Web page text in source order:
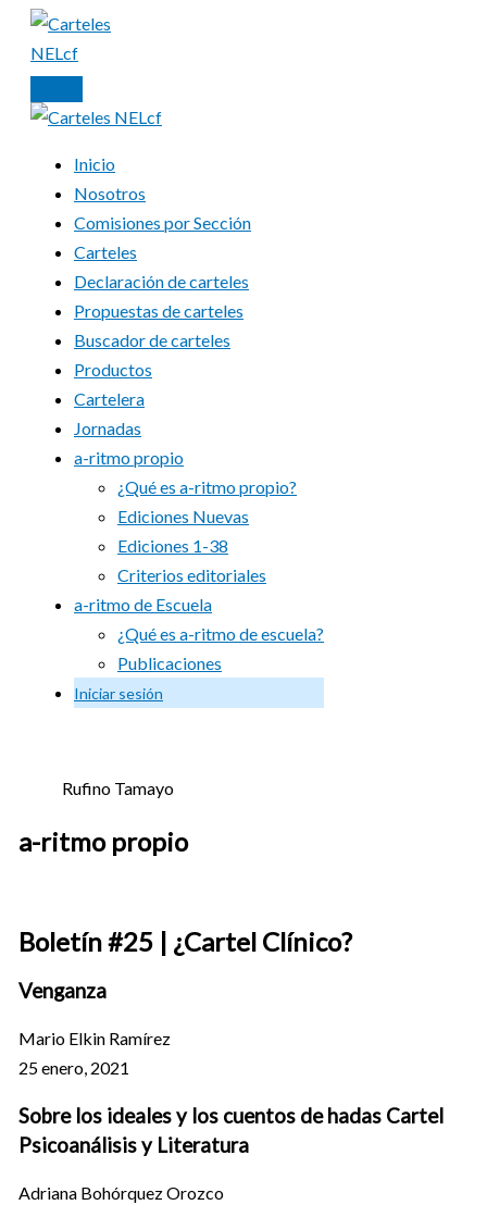
contenido
Inicio
Nosotros
Comisiones por Sección
Carteles
Declaración de carteles
Propuestas de carteles
Buscador de carteles
Productos
Cartelera
Jornadas
a-ritmo propio
¿Qué es a-ritmo propio?
Ediciones Nuevas
Ediciones 1-38
Criterios editoriales
a-ritmo de Escuela
¿Qué es a-ritmo de escuela?
Publicaciones
Iniciar sesión
Rufino Tamayo
a-ritmo propio
Boletín #25 | ¿Cartel Clínico?
Venganza
Mario Elkin Ramírez
25 enero, 2021
Sobre los ideales y los cuentos de hadas Cartel
Psicoanálisis y Literatura
Adriana Bohórquez Orozco